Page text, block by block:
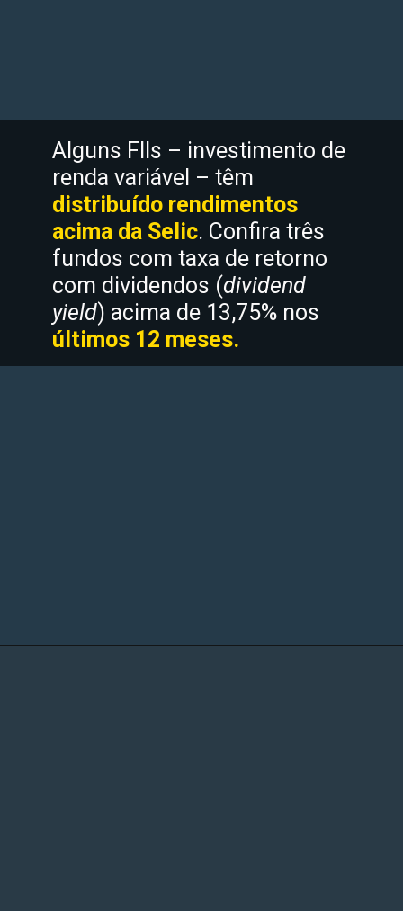
Alguns FIIs – investimento de
distribuído rendimentos
acima da Selic. Confira três
fundos com taxa de retorno
com dividendos (dividend
yield
últimos 12 meses.